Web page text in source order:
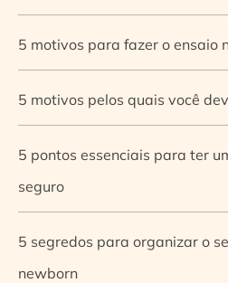
5 motivos para fazer o ensaio
5 motivos pelos quais você
5 pontos essenciais para ter
seguro
5 segredos para organizar o
newborn